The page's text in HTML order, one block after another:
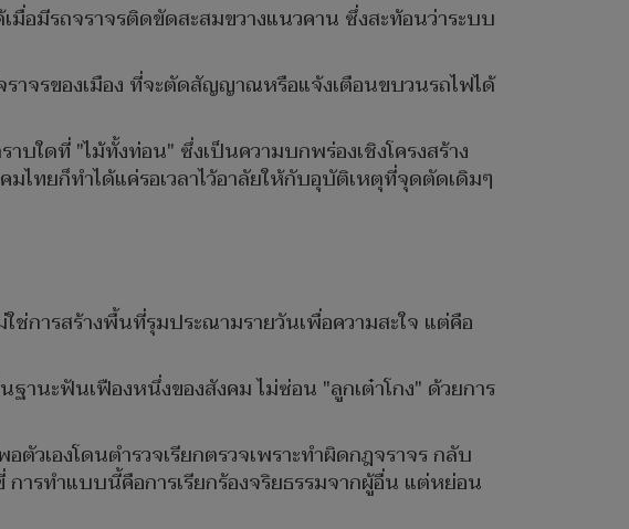
อมีรถจราจรติดขัดสะสมขวางแนวคาน ซึ่งสะท้อนว่าระบบ
าจรของเมือง ที่จะตัดสัญญาณหรือแจ้งเตือนขบวนรถไฟได้
ใดที่ "ไม้ทั้งท่อน" ซึ่งเป็นความบกพร่องเชิงโครงสร้าง
ทยก็ทำได้แค่รอเวลาไว้อาลัยให้กับอุบัติเหตุที่จุดตัดเดิมๆ
ช่การสร้างพื้นที่รุมประณามรายวันเพื่อความสะใจ แต่คือ
านะฟันเฟืองหนึ่งของสังคม ไม่ซ่อน "ลูกเต๋าโกง" ด้วยการ
วเองโดนตำรวจเรียกตรวจเพราะทำผิดกฎจราจร กลับ
ารทำแบบนี้คือการเรียกร้องจริยธรรมจากผู้อื่น แต่หย่อน